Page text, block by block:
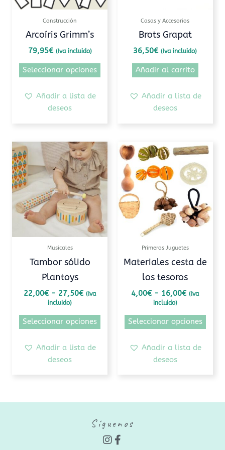
Construcción
Arcoíris Grimm’s
79,95€ (Iva incluido)
Seleccionar opciones
se
página
de
Añadir a lista de
deseos
Casas y Accesorios
Brots Grapat
36,50€ (Iva incluido)
Añadir al carrito
Añadir a lista de
deseos
Musicales
Tambor sólido
Plantoys
22,00€ - 27,50€
Rango
de
precios:
desde
22,00€
hasta
27,50€
(Iva
incluido)
Seleccionar opciones
Este
producto
tiene
múltiples
variantes.
Las
opciones
se
producto
Añadir a lista de
deseos
Primeros Juguetes
Materiales cesta de
los tesoros
4,00€ - 16,00€
Rango
de
precios:
desde
4,00€
hasta
16,00€
(Iva
incluido)
Seleccionar opciones
Este
tiene
Las
en
Añadir a lista de
deseos
Síguenos
I
n
F
a